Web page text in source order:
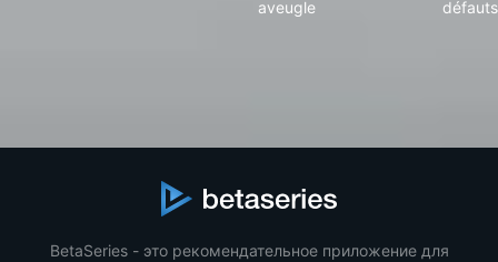
aveugle
défauts
BetaSeries - это рекомендательное приложение для